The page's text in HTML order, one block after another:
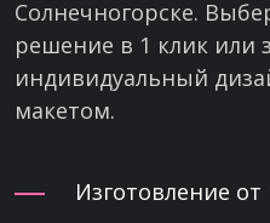
Солнечногорске.
решение в 1 клик или
индивидуальный
макетом.
Изготовление от